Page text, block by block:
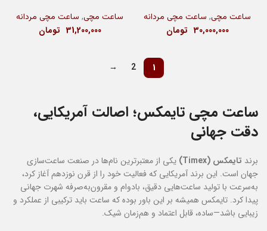
ساعت مچی, ساعت مچی مردانه
30,000,000 تومان
ساعت مچی, ساعت مچی مردانه
31,200,000 تومان
1
2
→
ساعت مچی تایمکس؛ اصالت آمریکایی،
دقت جهانی
برند تایمکس (Timex)
یکی از معتبرترین نام‌ها در صنعت ساعت‌سازی
جهان است. این برند آمریکایی که فعالیت خود را از قرن نوزدهم آغاز کرد،
به‌سرعت با تولید ساعت‌هایی دقیق، بادوام و مقرون‌به‌صرفه شهرت جهانی
پیدا کرد. تایمکس همیشه بر این باور بوده که ساعت باید ترکیبی از عملکرد و
زیبایی باشد—ساده، قابل اعتماد و هم‌زمان شیک.